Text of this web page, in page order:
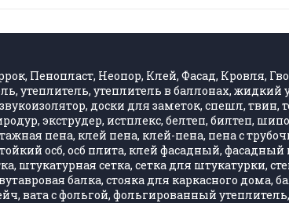
Пенопласт, Неопор, Клей, Фасад, Кровля,
утеплитель, утеплитель в баллонах, жидкий
доски для заметок, спешл, твин,
экструдер, истплекс, белтеп, билтеп,
пена, клей пена, клей-пена, пена с
осб, осб плита, клей фасадный,
штукатурная сетка, сетка для штукатурки,
балка, стояка для каркасного дома,
вата с фольгой, фольгированный